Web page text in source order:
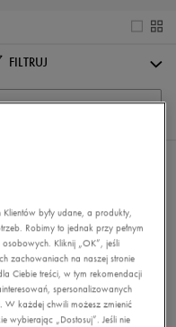
FILTRUJ
były udane, a produkty,
Robimy to jednak przy pełnym
Kliknij „OK”, jeśli
zachowaniach na naszej stronie
Ciebie treści, w tym rekomendacji
spersonalizowanych
W każdej chwili możesz zmienić
wybierając „Dostosuj”. Jeśli nie